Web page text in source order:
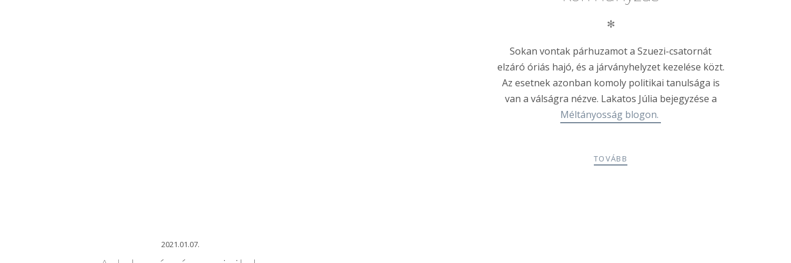
✻
Sokan vontak párhuzamot a Szuezi-csatornát
elzáró óriás hajó, és a járványhelyzet kezelése közt.
Az esetnek azonban komoly politikai tanulsága is
van a válságra nézve. Lakatos Júlia bejegyzése a
Méltányosság blogon.
TOVÁBB
2021.01.07.